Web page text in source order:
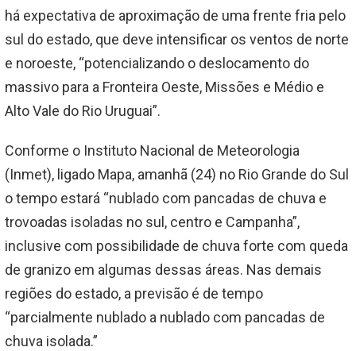
há expectativa de aproximação de uma frente fria pelo
sul do estado, que deve intensificar os ventos de norte
e noroeste, “potencializando o deslocamento do
massivo para a Fronteira Oeste, Missões e Médio e
Alto Vale do Rio Uruguai”.
Conforme o Instituto Nacional de Meteorologia
(Inmet), ligado Mapa, amanhã (24) no Rio Grande do Sul
o tempo estará “nublado com pancadas de chuva e
trovoadas isoladas no sul, centro e Campanha”,
inclusive com possibilidade de chuva forte com queda
de granizo em algumas dessas áreas. Nas demais
regiões do estado, a previsão é de tempo
“parcialmente nublado a nublado com pancadas de
chuva isolada.”